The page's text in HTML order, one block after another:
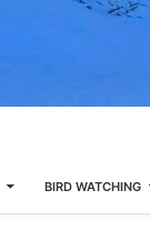
BIRD WATCHING